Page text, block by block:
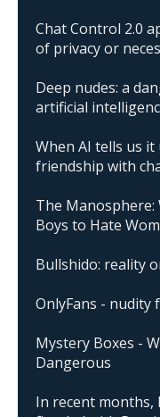
Chat Control 2.0
of privacy or
Deep nudes: a
artificial
When AI tells us
friendship with
The
Boys to Hate
Bullshido: reality
OnlyFans - nudity
Mystery Boxes -
Dangerous
In recent months,